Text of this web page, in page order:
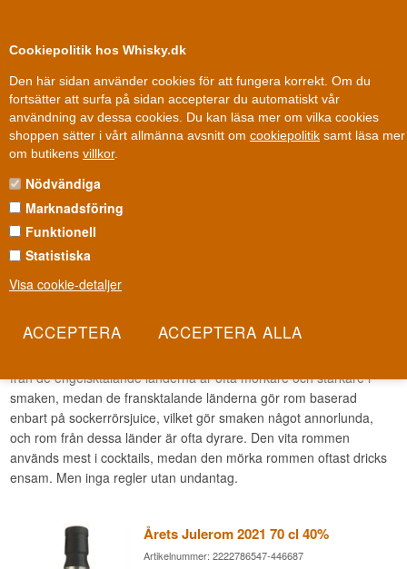
Cookiepolitik hos Whisky.dk
Den här sidan använder cookies för att fungera korrekt. Om du
fortsätter att surfa på sidan accepterar du automatiskt vår
användning av dessa cookies. Du kan läsa mer om vilka cookies
shoppen sätter i vårt allmänna avsnitt om cookiepolitik samt läsa mer
om butikens villkor.
Nödvändiga
Marknadsföring
Funktionell
Statistiska
Visa cookie-detaljer
100 % Danskägt Ägt och drivet i Danmark
Rom»Romproducerande länder/öar
KARIBISKA ROM
Karibiska Rom
Rom produceras på många platser i världen, men den mest kända
kommer från Karibien och Latinamerika. Det är framför allt länder
som Cuba , Dominikanska republiken, Guatemala och Venezuela,
finns tre olika riktningar inom rom. De spansktalande länderna
från de engelsktalande länderna är ofta mörkare och starkare i
smaken, medan de fransktalande länderna gör rom baserad
enbart på sockerrörsjuice, vilket gör smaken något annorlunda,
och rom från dessa länder är ofta dyrare. Den vita rommen
används mest i cocktails, medan den mörka rommen oftast dricks
ensam. Men inga regler utan undantag.
Årets Julerom 2021 70 cl 40%
Artikelnummer: 2222786547-446687